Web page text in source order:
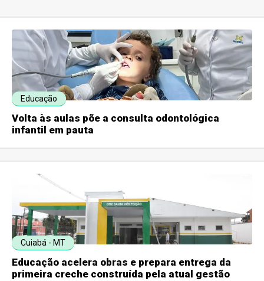
Educação
Volta às aulas põe a consulta odontológica
infantil em pauta
Cuiabá - MT
Educação acelera obras e prepara entrega da
primeira creche construída pela atual gestão